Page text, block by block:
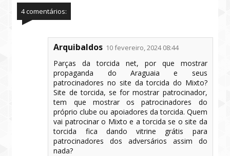
4 comentários:
Arquibaldos 10 fevereiro, 2024 08:44
Parças da torcida net, por que mostrar
propaganda do Araguaia e seus
patrocinadores no site da torcida do Mixto?
Site de torcida, se for mostrar patrocinador,
tem que mostrar os patrocinadores do
próprio clube ou apoiadores da torcida. Quem
vai patrocinar o Mixto e a torcida se o site da
torcida fica dando vitrine grátis para
patrocinadores dos adversários assim do
nada?